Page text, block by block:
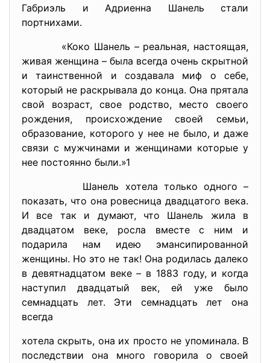
Габриэль и Адриенна Шанель стали
портнихами.
«Коко Шанель – реальная, настоящая,
живая женщина – была всегда очень скрытной
и таинственной и создавала миф о себе,
который не раскрывала до конца. Она прятала
свой возраст, свое родство, место своего
рождения, происхождение своей семьи,
образование, которого у нее не было, и даже
связи с мужчинами и женщинами которые у
нее постоянно были.»1
Шанель хотела только одного –
показать, что она ровесница двадцатого века.
И все так и думают, что Шанель жила в
двадцатом веке, росла вместе с ним и
подарила нам идею эмансипированной
женщины. Но это не так! Она родилась далеко
в девятнадцатом веке – в 1883 году, и когда
наступил двадцатый век, ей уже было
семнадцать лет. Эти семнадцать лет она
всегда
хотела скрыть, она их просто не упоминала. В
последствии она много говорила о своей